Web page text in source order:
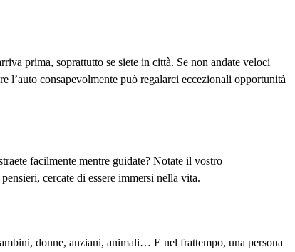
prima, soprattutto se siete in città. Se non andate veloci
l’auto consapevolmente può regalarci eccezionali opportunità
facilmente mentre guidate? Notate il vostro
cercate di essere immersi nella vita.
donne, anziani, animali… E nel frattempo, una persona